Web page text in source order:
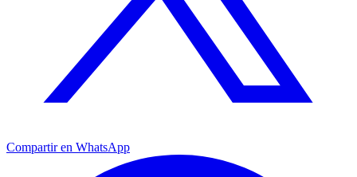
Compartir en WhatsApp